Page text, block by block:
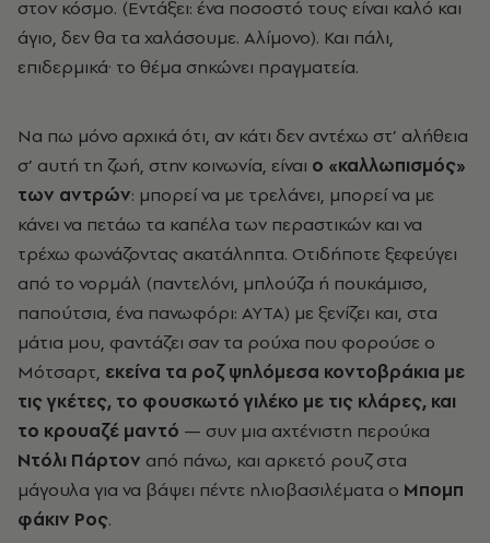
στον κόσμο. (Εντάξει: ένα ποσοστό τους είναι καλό και
άγιο, δεν θα τα χαλάσουμε. Αλίμονο). Και πάλι,
επιδερμικά· το θέμα σηκώνει πραγματεία.
Να πω μόνο αρχικά ότι, αν κάτι δεν αντέχω στ’ αλήθεια
σ’ αυτή τη ζωή, στην κοινωνία, είναι ο «καλλωπισμός»
των αντρών: μπορεί να με τρελάνει, μπορεί να με
κάνει να πετάω τα καπέλα των περαστικών και να
τρέχω φωνάζοντας ακατάληπτα. Οτιδήποτε ξεφεύγει
από το νορμάλ (παντελόνι, μπλούζα ή πουκάμισο,
παπούτσια, ένα πανωφόρι: ΑΥΤΑ) με ξενίζει και, στα
μάτια μου, φαντάζει σαν τα ρούχα που φορούσε ο
Μότσαρτ, εκείνα τα ροζ ψηλόμεσα κοντοβράκια με
τις γκέτες, το φουσκωτό γιλέκο με τις κλάρες, και
το κρουαζέ μαντό — συν μια αχτένιστη περούκα
Ντόλι Πάρτον από πάνω, και αρκετό ρουζ στα
μάγουλα για να βάψει πέντε ηλιοβασιλέματα ο Μπομπ
φάκιν Ρος.